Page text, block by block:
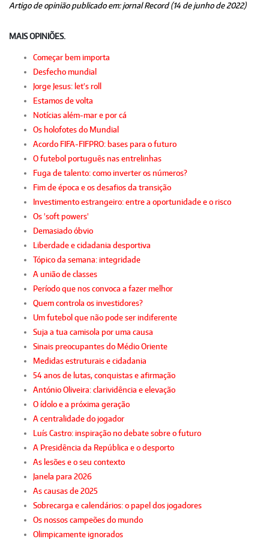
Artigo de opinião publicado em: jornal Record (14 de junho de 2022)
MAIS OPINIÕES.
Começar bem importa
Desfecho mundial
Jorge Jesus: let's roll
Estamos de volta
Notícias além-mar e por cá
Os holofotes do Mundial
Acordo FIFA-FIFPRO: bases para o futuro
O futebol português nas entrelinhas
Fuga de talento: como inverter os números?
Fim de época e os desafios da transição
Investimento estrangeiro: entre a oportunidade e o risco
Os 'soft powers'
Demasiado óbvio
Liberdade e cidadania desportiva
Tópico da semana: integridade
A união de classes
Período que nos convoca a fazer melhor
Quem controla os investidores?
Um futebol que não pode ser indiferente
Suja a tua camisola por uma causa
Sinais preocupantes do Médio Oriente
Medidas estruturais e cidadania
54 anos de lutas, conquistas e afirmação
António Oliveira: clarividência e elevação
O ídolo e a próxima geração
A centralidade do jogador
Luís Castro: inspiração no debate sobre o futuro
A Presidência da República e o desporto
As lesões e o seu contexto
Janela para 2026
As causas de 2025
Sobrecarga e calendários: o papel dos jogadores
Os nossos campeões do mundo
Olimpicamente ignorados